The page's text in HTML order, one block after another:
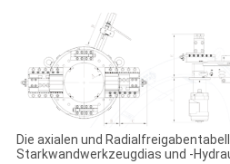
Die axialen und
Starkwandwerkzeugdias und -